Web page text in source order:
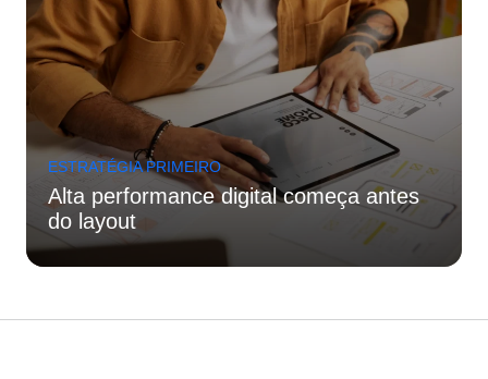
ESTRATÉGIA PRIMEIRO
Alta performance digital começa antes
do layout